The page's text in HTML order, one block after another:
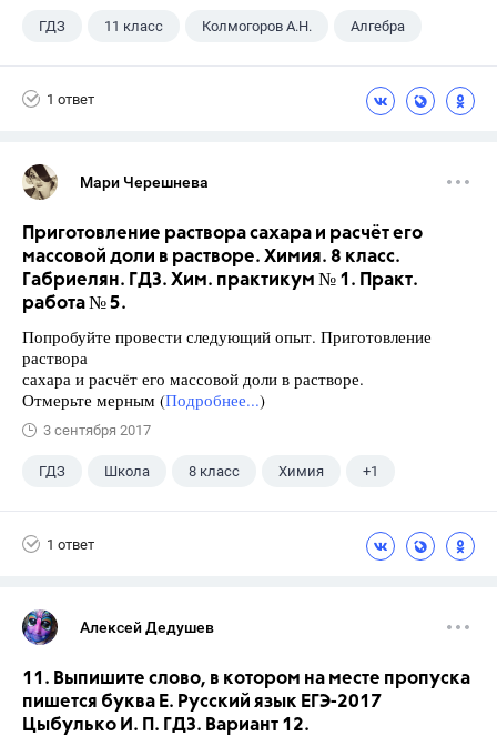
ГДЗ 11 класс Колмогоров А.Н. Алгебра
1 ответ
Мари Черешнева
Приготовление раствора сахара и расчёт его
массовой доли в растворе. Химия. 8 класс.
Габриелян. ГДЗ. Хим. практикум № 1. Практ.
работа № 5.
Попробуйте провести следующий опыт. Приготовление
раствора
сахара и расчёт его массовой доли в растворе.
Отмерьте мерным (Подробнее...)
3 сентября 2017
ГДЗ Школа 8 класс Химия +1
1 ответ
Алексей Дедушев
11. Выпишите слово, в котором на месте пропуска
пишется буква Е. Русский язык ЕГЭ-2017
Цыбулько И. П. ГДЗ. Вариант 12.